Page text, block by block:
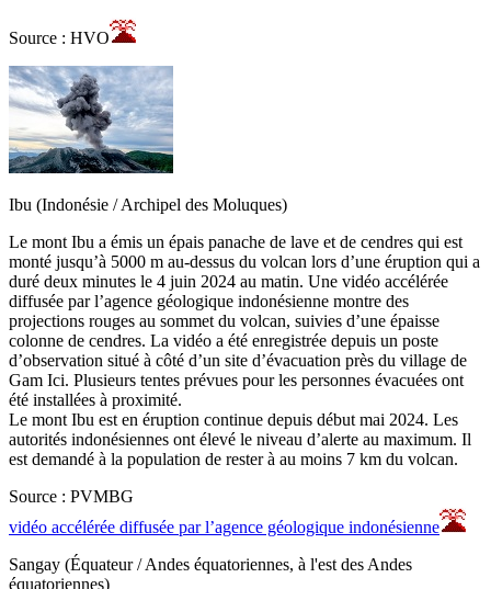
Source : HVO
Ibu (Indonésie / Archipel des Moluques)
Le mont Ibu a émis un épais panache de lave et de cendres qui est
monté jusqu’à 5000 m au-dessus du volcan lors d’une éruption qui a
duré deux minutes le 4 juin 2024 au matin. Une vidéo accélérée
diffusée par l’agence géologique indonésienne montre des
projections rouges au sommet du volcan, suivies d’une épaisse
colonne de cendres. La vidéo a été enregistrée depuis un poste
d’observation situé à côté d’un site d’évacuation près du village de
Gam Ici. Plusieurs tentes prévues pour les personnes évacuées ont
été installées à proximité.
Le mont Ibu est en éruption continue depuis début mai 2024. Les
autorités indonésiennes ont élevé le niveau d’alerte au maximum. Il
est demandé à la population de rester à au moins 7 km du volcan.
Source : PVMBG
vidéo accélérée diffusée par l’agence géologique indonésienne
Sangay (Équateur / Andes équatoriennes, à l'est des Andes
équatoriennes)